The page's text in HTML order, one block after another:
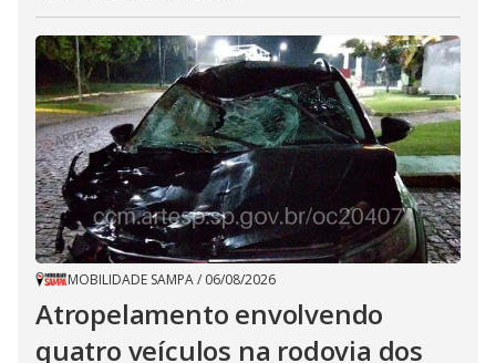
MOBILIDADE SAMPA/ 06/08/2026
Atropelamento envolvendo
quatro veículos na rodovia dos